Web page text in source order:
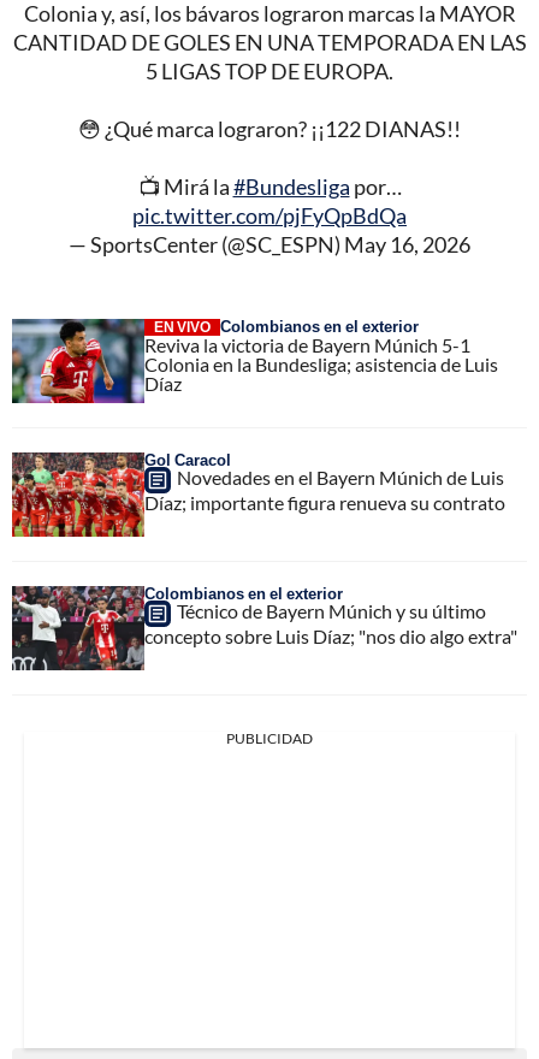
Colonia y, así, los bávaros lograron marcas la MAYOR
CANTIDAD DE GOLES EN UNA TEMPORADA EN LAS
5 LIGAS TOP DE EUROPA.
😳 ¿Qué marca lograron? ¡¡122 DIANAS!!
📺 Mirá la#Bundesliga por…
pic.twitter.com/pjFyQpBdQa
— SportsCenter (@SC_ESPN) May 16, 2026
EN VIVO Colombianos en el exterior
Reviva la victoria de Bayern Múnich 5-1
Colonia en la Bundesliga; asistencia de Luis
Díaz
Gol Caracol
Novedades en el Bayern Múnich de Luis
Díaz; importante figura renueva su contrato
Colombianos en el exterior
Técnico de Bayern Múnich y su último
concepto sobre Luis Díaz; "nos dio algo extra"
PUBLICIDAD